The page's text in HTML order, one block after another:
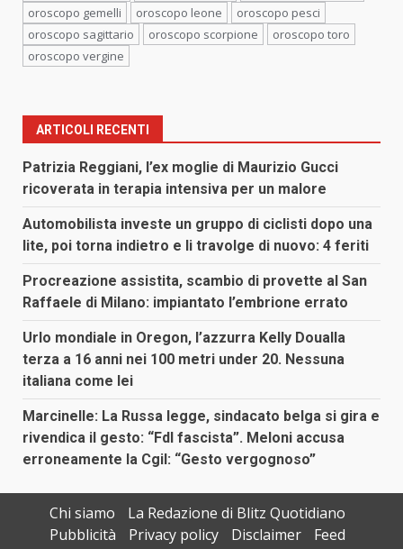
oroscopo gemelli
oroscopo leone
oroscopo pesci
oroscopo sagittario
oroscopo scorpione
oroscopo toro
oroscopo vergine
ARTICOLI RECENTI
Patrizia Reggiani, l’ex moglie di Maurizio Gucci
ricoverata in terapia intensiva per un malore
Automobilista investe un gruppo di ciclisti dopo una
lite, poi torna indietro e li travolge di nuovo: 4 feriti
Procreazione assistita, scambio di provette al San
Raffaele di Milano: impiantato l’embrione errato
Urlo mondiale in Oregon, l’azzurra Kelly Doualla
terza a 16 anni nei 100 metri under 20. Nessuna
italiana come lei
Marcinelle: La Russa legge, sindacato belga si gira e
rivendica il gesto: “FdI fascista”. Meloni accusa
erroneamente la Cgil: “Gesto vergognoso”
Chi siamo
La Redazione di Blitz Quotidiano
Pubblicità
Privacy policy Disclaimer Feed